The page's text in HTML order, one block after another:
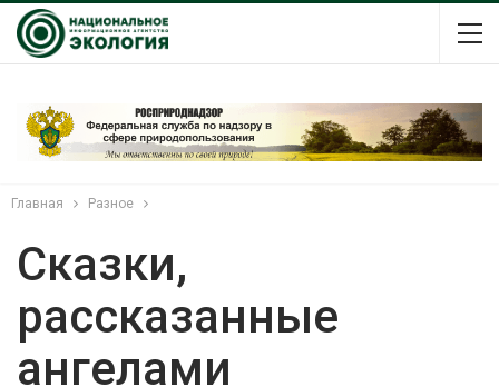
Главная Разное
Сказки,
рассказанные
ангелами